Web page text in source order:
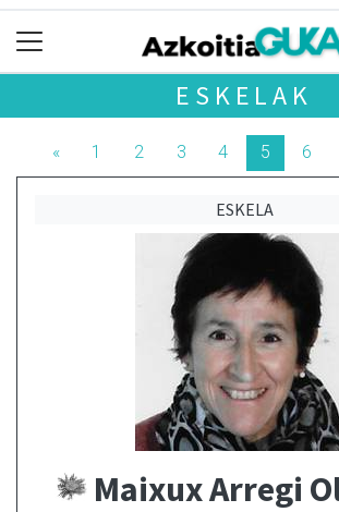
ESKELAK
« 1 2 3 4 5 6
ESKELA
Maixux Arregi